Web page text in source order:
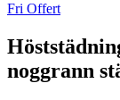
Fri Offert
noggrann